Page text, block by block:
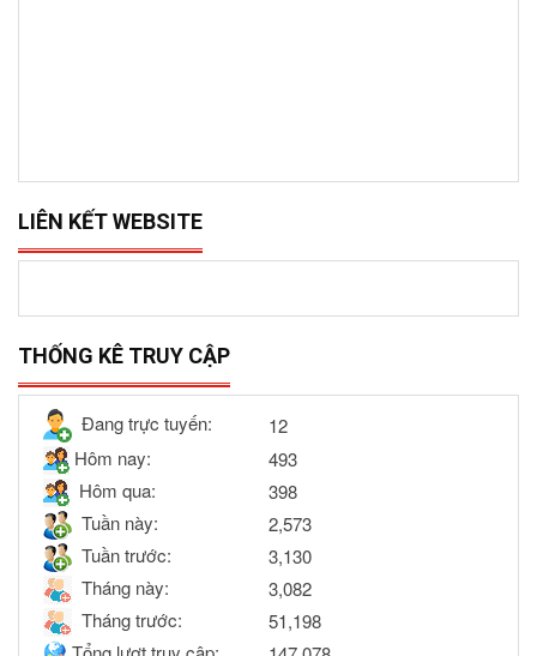
LIÊN KẾT WEBSITE
THỐNG KÊ TRUY CẬP
Đang trực tuyến:
12
Hôm nay:
493
Hôm qua:
398
Tuần này:
2,573
Tuần trước:
3,130
Tháng này:
3,082
Tháng trước:
51,198